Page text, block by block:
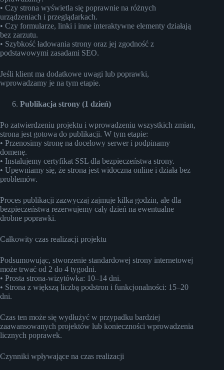
• Czy strona wyświetla się poprawnie na różnych
urządzeniach i przeglądarkach.
• Czy formularze, linki i inne interaktywne elementy działają
bez zarzutu.
• Szybkość ładowania strony oraz jej zgodność z
podstawowymi zasadami SEO.
Jeśli klient ma dodatkowe uwagi lub poprawki,
wprowadzamy je na tym etapie.
Publikacja strony (1 dzień)
Po zatwierdzeniu projektu i wprowadzeniu wszystkich zmian,
strona jest gotowa do publikacji. W tym etapie:
• Przenosimy stronę na docelowy serwer i podpinamy
domenę.
• Instalujemy certyfikat SSL dla bezpieczeństwa strony.
• Upewniamy się, że strona jest widoczna online i działa bez
problemów.
Proces publikacji zazwyczaj zajmuje kilka godzin, ale dla
bezpieczeństwa rezerwujemy cały dzień na ewentualne
drobne poprawki.
Całkowity czas realizacji projektu
Podsumowując, stworzenie standardowej strony internetowej
może trwać od 2 do 4 tygodni.
• Prosta strona-wizytówka: 10–14 dni.
• Strona z większą liczbą podstron i funkcjonalności: 15–20
dni.
Czas ten może się wydłużyć w przypadku bardziej
zaawansowanych projektów lub konieczności wprowadzenia
licznych poprawek.
Czynniki wpływające na czas realizacji